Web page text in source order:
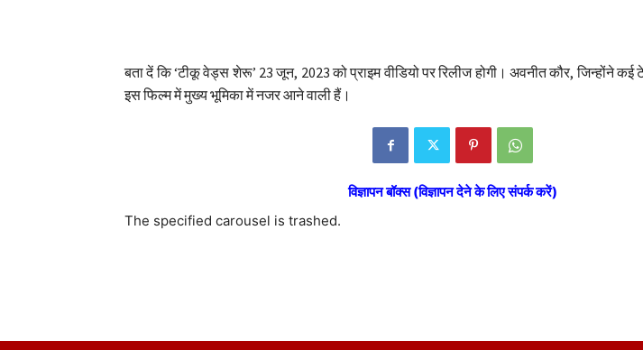
बता दें कि ‘टीकू वेड्स शेरू’ 23 जून, 2023 को प्राइम वीडियो पर रिलीज होगी। अवनीत कौर, जिन्होंने कई
इस फिल्म में मुख्य भूमिका में नजर आने वाली हैं।
विज्ञापन बॉक्स (विज्ञापन देने के लिए संपर्क करें)
The specified carousel is trashed.